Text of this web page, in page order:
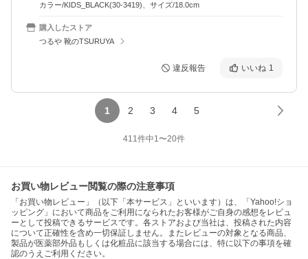
カラー/KIDS_BLACK(30-3419)、サイズ/18.0cm
購入したストア
つるや 靴のTSURUYA
違反報告 いいね 1
1 2 3 4 5
411件中1〜20件
お買い物レビュー閲覧の際の注意事項
「お買い物レビュー」（以下「本サービス」といいます）は、「Yahoo!ショ
ッピング」において商品をご利用になられたお客様がご自身の感想をレビュ
ーとして投稿できるサービスです。各ストアおよび当社は、投稿された内容
について正確性を含め一切保証しません。またレビューの対象となる商品、
製品が医薬部外品もしくは化粧品に該当する場合には、特に以下の事項を確
認のうえご利用ください。